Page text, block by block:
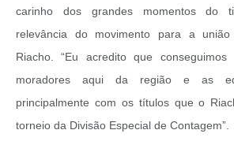
carinho dos grandes momentos do
relevância do movimento para a
Riacho. “Eu acredito que
moradores aqui da região e as
principalmente com os títulos que o
torneio da Divisão Especial de Contagem”.